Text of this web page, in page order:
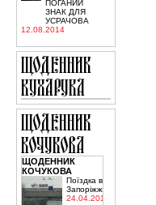
ПОГАНИЙ
ЗНАК ДЛЯ
УСРАЧОВА
12.08.2014
ЩОДЕННИК
КОЧУКОВА
Поїздка в
Запоріжжя
24.04.2015